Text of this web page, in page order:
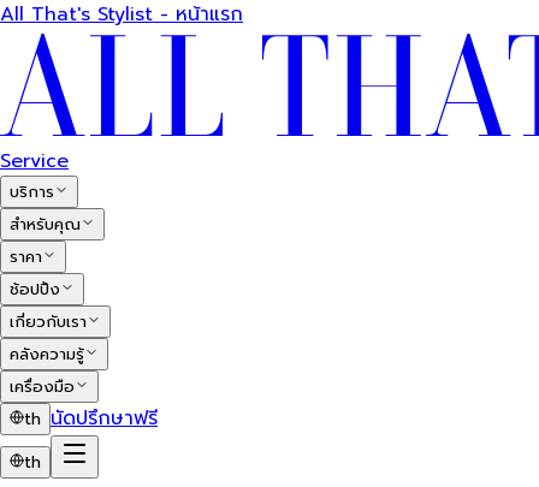
All That's Stylist - หน้าแรก
Service
บริการ
สำหรับคุณ
ราคา
ช้อปปิ้ง
เกี่ยวกับเรา
คลังความรู้
เครื่องมือ
th นัดปรึกษาฟรี
th